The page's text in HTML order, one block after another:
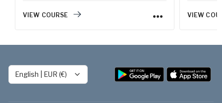
VIEW COURSE VIEW
English EUR (€)